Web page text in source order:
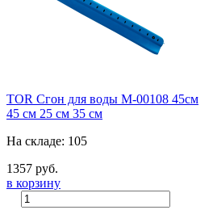
TOR Сгон для воды M-00108 45см
45 см 25 см 35 см
На складе: 105
1357 руб.
в корзину